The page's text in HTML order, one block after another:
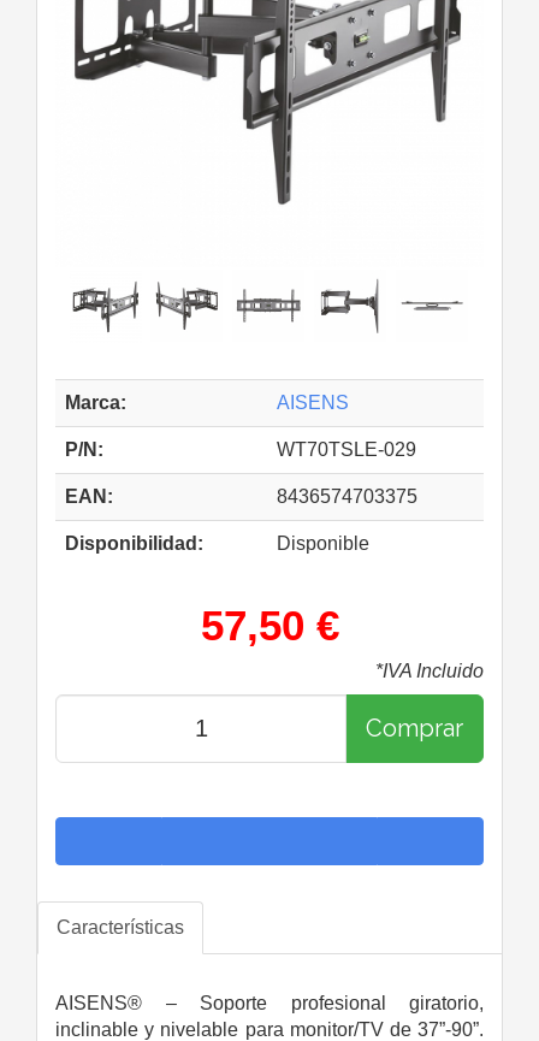
Marca: AISENS
P/N: WT70TSLE-029
EAN: 8436574703375
Disponibilidad: Disponible
57,50 €
*IVA Incluido
Comprar
Características
AISENS® – Soporte profesional giratorio,
inclinable y nivelable para monitor/TV de 37”-90”.